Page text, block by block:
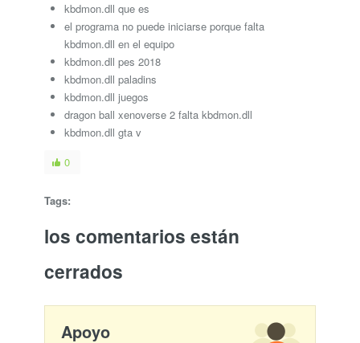
kbdmon.dll que es
el programa no puede iniciarse porque falta
kbdmon.dll en el equipo
kbdmon.dll pes 2018
kbdmon.dll paladins
kbdmon.dll juegos
dragon ball xenoverse 2 falta kbdmon.dll
kbdmon.dll gta v
0
Tags:
los comentarios están
cerrados
Apoyo